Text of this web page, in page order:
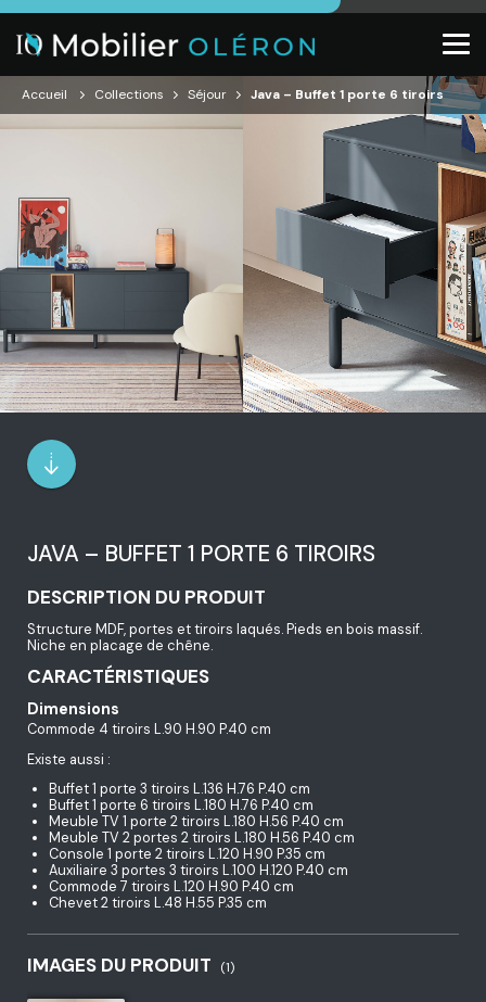
Accueil Collections Séjour Java – Buffet 1 porte 6 tiroirs
JAVA – BUFFET 1 PORTE 6 TIROIRS
DESCRIPTION DU PRODUIT
Structure MDF, portes et tiroirs laqués. Pieds en bois massif.
Niche en placage de chêne.
CARACTÉRISTIQUES
Dimensions
Commode 4 tiroirs L.90 H.90 P.40 cm
Existe aussi :
Buffet 1 porte 3 tiroirs L.136 H.76 P.40 cm
Buffet 1 porte 6 tiroirs L.180 H.76 P.40 cm
Meuble TV 1 porte 2 tiroirs L.180 H.56 P.40 cm
Meuble TV 2 portes 2 tiroirs L.180 H.56 P.40 cm
Console 1 porte 2 tiroirs L.120 H.90 P.35 cm
Auxiliaire 3 portes 3 tiroirs L.100 H.120 P.40 cm
Commode 7 tiroirs L.120 H.90 P.40 cm
Chevet 2 tiroirs L.48 H.55 P.35 cm
IMAGES DU PRODUIT (1)